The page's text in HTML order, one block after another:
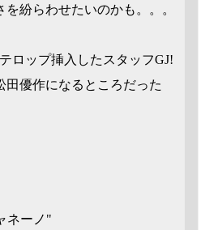
紛らわせたいのかも。。。
ロップ挿入したスタッフGJ!
田優作になるところだった
ネーノ"